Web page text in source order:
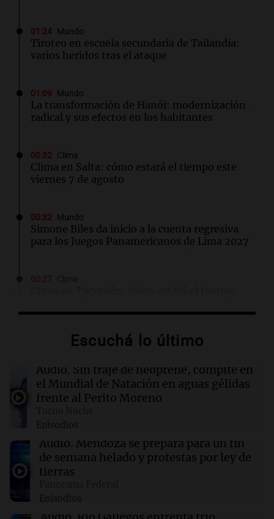
01:24 Mundo
Tiroteo en escuela secundaria de Tailandia:
varios heridos tras el ataque
01:09 Mundo
La transformación de Hanói: modernización
radical y sus efectos en los habitantes
00:32 Clima
Clima en Salta: cómo estará el tiempo este
viernes 7 de agosto
00:32 Mundo
Simone Biles da inicio a la cuenta regresiva
para los Juegos Panamericanos de Lima 2027
Clima
este viernes 7 de agosto
00:16 Clima
viernes 7 de agosto
00:11
Clima en Rosario: cómo estará el tiempo este
Escuchá lo último
Audio. Sin traje de neoprene, compite en
el Mundial de Natación en aguas gélidas
frente al Perito Moreno
Episodios
Audio. Mendoza se prepara para un fin
de semana helado y protestas por ley de
tierras
Episodios